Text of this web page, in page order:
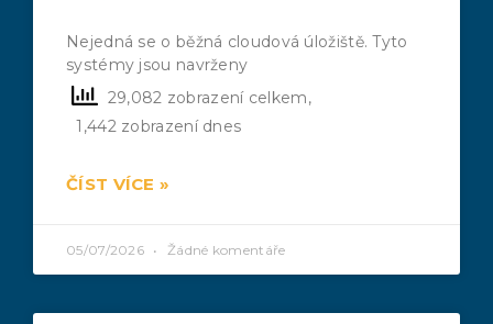
Nejedná se o běžná cloudová úložiště. Tyto
systémy jsou navrženy
29,082 zobrazení celkem,
1,442 zobrazení dnes
ČÍST VÍCE »
05/07/2026 Žádné komentáře